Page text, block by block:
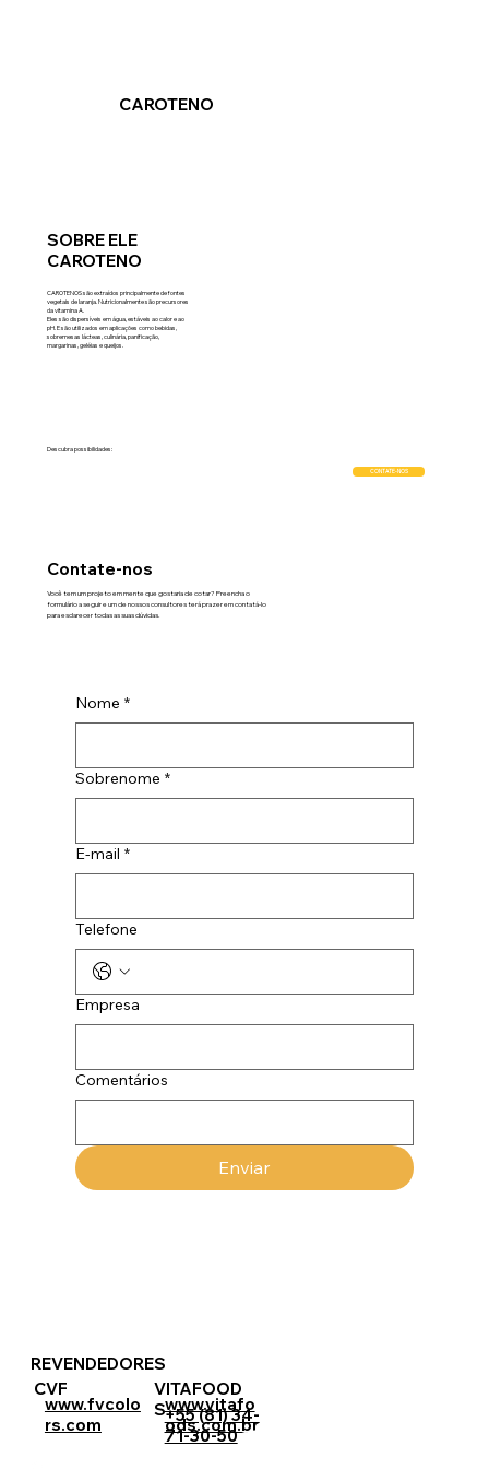
CAROTENO
CAROTENOS são extraídos principalmente de fontes
vegetais de laranja. Nutricionalmente são precursores
da vitamina A.
Eles são dispersíveis em água, estáveis ao calor e ao
pH. E são utilizados em aplicações como bebidas,
sobremesas lácteas, culinária, panificação,
margarinas, geléias e queijos.
SOBRE ELE
CAROTENO
Descubra possibilidades:
CONTATE-NOS
CVF
www.fvcolo
rs.com
REVENDEDORES
VITAFOOD
Swww.vitafo
ods.com.br
+55 (81) 34-
71-30-50
Nome *
Sobrenome *
E-mail *
Telefone
Empresa
Comentários
Enviar
Contate-nos
Você tem um projeto em mente que gostaria de cotar? Preencha o
formulário a seguir e um de nossos consultores terá prazer em contatá-lo
para esclarecer todas as suas dúvidas.